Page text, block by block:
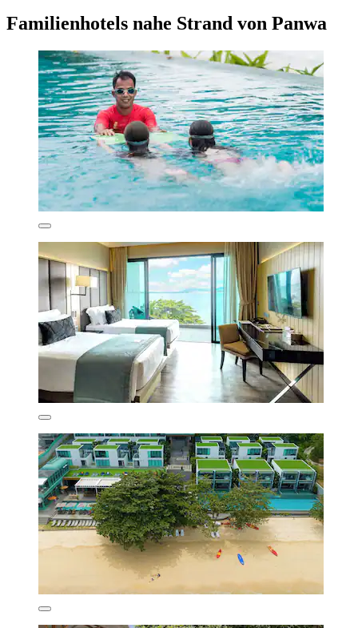
Familienhotels nahe Strand von Panwa